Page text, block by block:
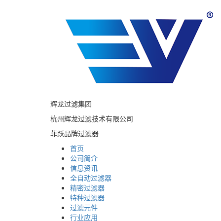
辉龙过滤集团
杭州辉龙过滤技术有限公司
菲跃品牌过滤器
首页
公司简介
信息资讯
全自动过滤器
精密过滤器
特种过滤器
过滤元件
行业应用